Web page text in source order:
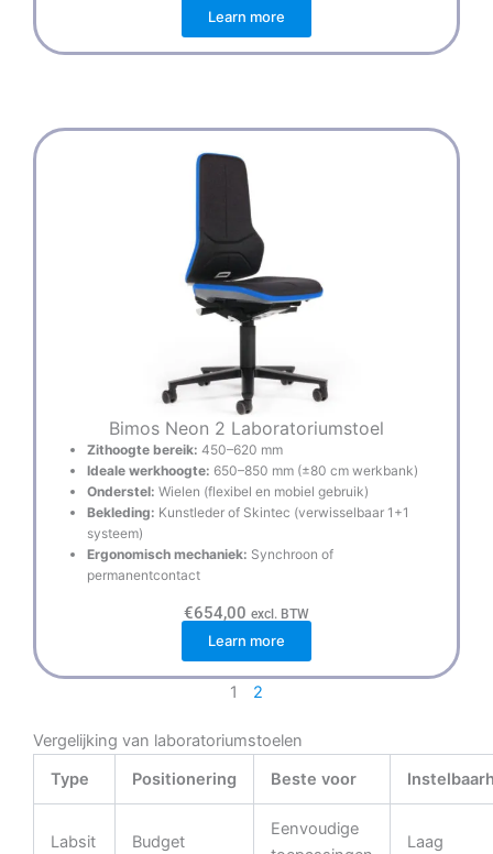
Learn more
Bimos Neon 2 Laboratoriumstoel
Zithoogte bereik: 450–620 mm
Ideale werkhoogte: 650–850 mm (±80 cm werkbank)
Onderstel: Wielen (flexibel en mobiel gebruik)
Bekleding: Kunstleder of Skintec (verwisselbaar 1+1
systeem)
Ergonomisch mechaniek: Synchroon of
permanentcontact
€654,00 excl. BTW
Learn more
1 2
Vergelijking van laboratoriumstoelen
Type
Positionering Beste voor
Labsit Budget
Eenvoudige
Laag